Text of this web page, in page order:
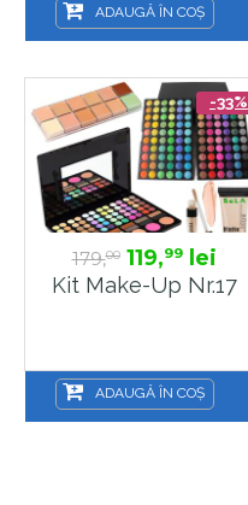
ADAUGĂ ÎN COȘ
-33%
179,00 119,99lei
Kit Make-Up Nr.17
ADAUGĂ ÎN COȘ